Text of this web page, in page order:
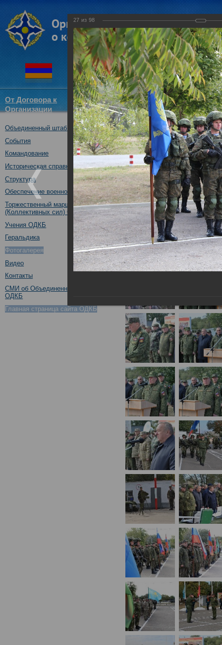
От Договора к
Организации
Структура
ОДКБ
Новости
Объединенный штаб ОДКБ
События
Командование
Историческая справка
Структура
Обеспечение военной безопасности
Торжественный марш Войск
(Коллективных сил) ОДКБ
Учения ОДКБ
Геральдика
Фотогалерея
Видео
Контакты
СМИ об Объединенном штабе
ОДКБ
Главная страница сайта ОДКБ
Открытие оперативно-
03.10.2017
27 из 98